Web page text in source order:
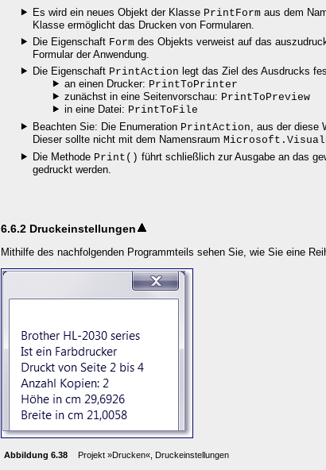
Es wird ein neues Objekt der Klasse PrintForm aus dem
Klasse ermöglicht das Drucken von Formularen.
Die Eigenschaft Form des Objekts verweist auf das
Formular der Anwendung.
Die Eigenschaft PrintAction legt das Ziel des Ausdrucks
an einen Drucker: PrintToPrinter
zunächst in eine Seitenvorschau: PrintToPreview
in eine Datei: PrintToFile
Beachten Sie: Die Enumeration PrintAction , aus der
Dieser sollte nicht mit dem Namensraum
Die Methode Print() führt schließlich zur Ausgabe an das
gedruckt werden.
6.6.2 Druckeinstellungen
Mithilfe des nachfolgenden Programmteils sehen Sie, wie Sie eine
Abbildung 6.38 Projekt »Drucken«, Druckeinstellungen